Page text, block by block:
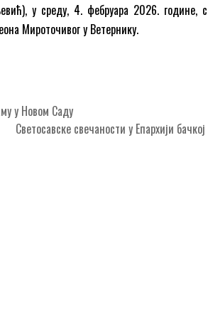
у среду, 4. фебруара 2026. године,
Мироточивог у Ветернику.
у Новом Саду
Светосавске свечаности у Епархији